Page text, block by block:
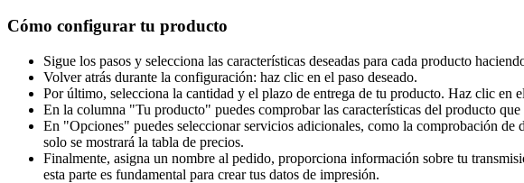
Cómo configurar tu producto
Sigue los pasos y selecciona las características deseadas para cada producto
Volver atrás durante la configuración: haz clic en el paso deseado.
Por último, selecciona la cantidad y el plazo de entrega de tu producto. Haz clic en
En la columna "Tu producto" puedes comprobar las características del producto
En "Opciones" puedes seleccionar servicios adicionales, como la comprobación
solo se mostrará la tabla de precios.
Finalmente, asigna un nombre al pedido, proporciona información sobre tu
esta parte es fundamental para crear tus datos de impresión.